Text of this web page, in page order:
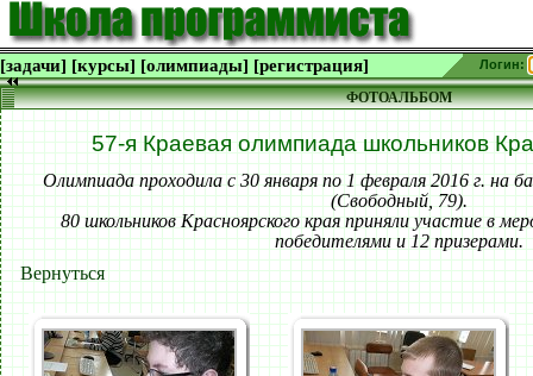
[задачи] [курсы] [олимпиады] [регистрация] Логин:
ФОТОАЛЬБОМ
57-я Краевая олимпиада школьников
Олимпиада проходила с 30 января по 1 февраля 2016 г.
(Свободный, 79).
80 школьников Красноярского края приняли участие в
победителями и 12 призерами.
Вернуться